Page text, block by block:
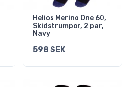
Helios Merino One 60,
Skidstrumpor, 2 par,
Navy
598 SEK